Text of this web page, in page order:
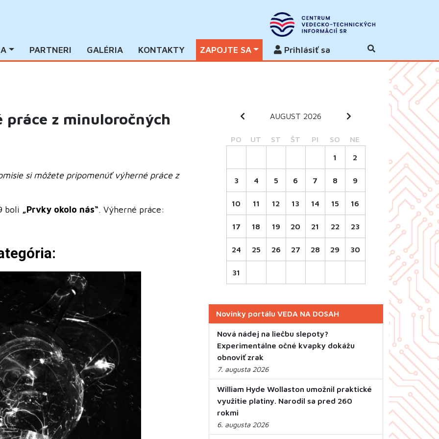
PARTNERI GALÉRIA KONTAKTY ZAPOJTE SA Prihlásiť sa
z minuloročných
si môžete pripomenúť výherné práce z
boli „Prvky okolo nás“. Výherné práce:
AUGUST 2026
PO UT ST ŠT PI SO NE
1 2
3 4 5 6 7 8 9
10 11 12 13 14 15 16
17 18 19 20 21 22 23
24 25 26 27 28 29 30
31
Novinky portálu VEDA NA DOSAH
Nová nádej na liečbu slepoty?
Experimentálne očné kvapky dokážu
obnoviť zrak
7. augusta 2026
William Hyde Wollaston umožnil praktické
využitie platiny. Narodil sa pred 260
rokmi
6. augusta 2026